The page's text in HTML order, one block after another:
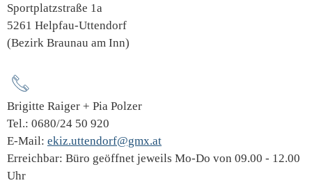
Sportplatzstraße 1a
5261 Helpfau-Uttendorf
(Bezirk Braunau am Inn)
Brigitte Raiger + Pia Polzer
Tel.: 0680/24 50 920
E-Mail: ekiz.uttendorf@gmx.at
Erreichbar: Büro geöffnet jeweils Mo-Do von 09.00 - 12.00
Uhr